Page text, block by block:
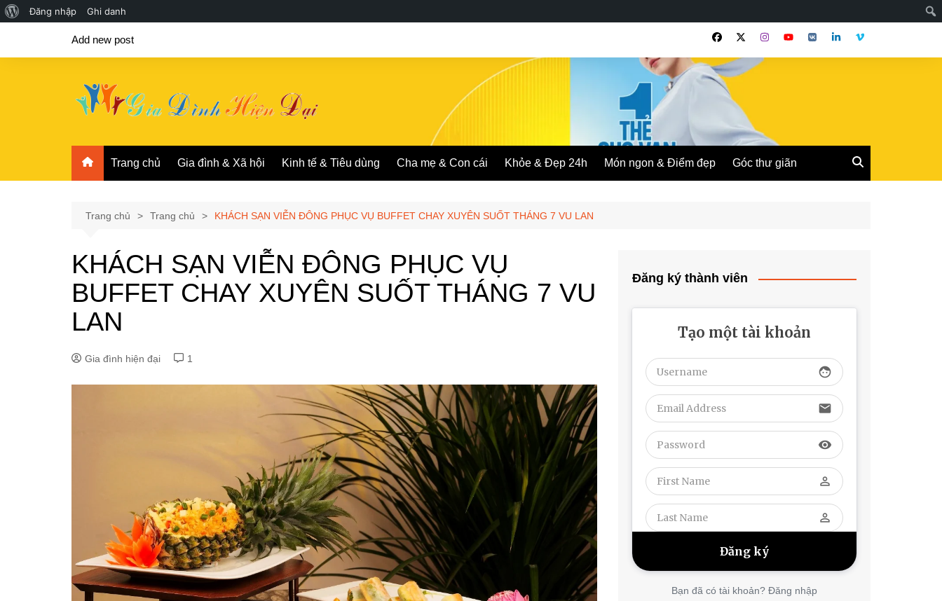
Giới
về
Đăng nhập Ghi danh
Add new post
Trang chủ Gia đình & Xã hội Kinh tế & Tiêu dùng Cha mẹ & Con cái Khỏe & Đẹp 24h Món ngon & Điểm đẹp Góc thư giãn
Trang chủ Trang chủ KHÁCH SẠN VIỄN ĐÔNG PHỤC VỤ BUFFET CHAY XUYÊN SUỐT THÁNG 7 VU LAN
KHÁCH SẠN VIỄN ĐÔNG PHỤC VỤ
BUFFET CHAY XUYÊN SUỐT THÁNG 7 VU
LAN
Gia đình hiện đại 1
Đăng ký thành viên
Tạo một tài khoản
face
email
visibility
perm_identity
perm_identity
Bạn đã có tài khoản? Đăng nhập